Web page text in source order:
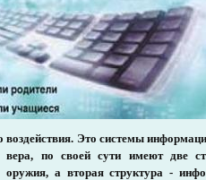
воздействия. Это системы
вера, по своей сути имеют две
оружия, а вторая структура -